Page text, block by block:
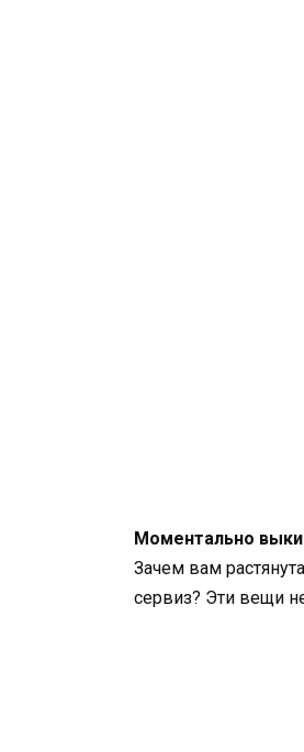
Моментально
Зачем вам
сервиз? Эти вещи